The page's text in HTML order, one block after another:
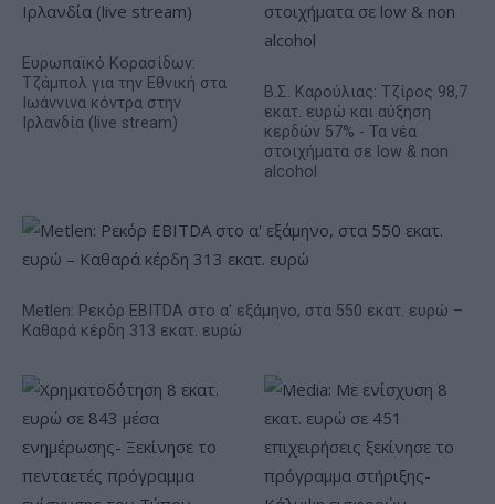
Ευρωπαϊκό Κορασίδων:
Τζάμπολ για την Εθνική στα
Ιωάννινα κόντρα στην
Ιρλανδία (live stream)
Β.Σ. Καρούλιας: Τζίρος 98,7
εκατ. ευρώ και αύξηση
κερδών 57% - Τα νέα
στοιχήματα σε low & non
alcohol
Metlen: Ρεκόρ EBITDA στο α' εξάμηνο, στα 550 εκατ. ευρώ –
Καθαρά κέρδη 313 εκατ. ευρώ